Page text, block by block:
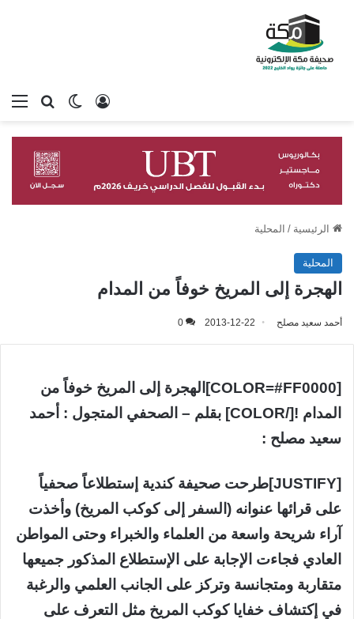
بحثالوضع
تسجيل الدخول
الرئيسية / المحلية
المحلية
الهجرة إلى المريخ خوفاً من المدام
أحمد سعيد مصلح 2013-12-22
0
[COLOR=#FF0000]الهجرة إلى المريخ خوفاً من
المدام ![/COLOR] بقلم – الصحفي المتجول : أحمد
سعيد مصلح :
[JUSTIFY]طرحت صحيفة كندية إستطلاعاً صحفياً
على قرائها عنوانه (السفر إلى كوكب المريخ) وأخذت
آراء شريحة واسعة من العلماء والخبراء وحتى المواطن
العادي فجاءت الإجابة على الإستطلاع المذكور جميعها
متقاربة ومتجانسة وتركز على الجانب العلمي والرغبة
في إكتشاف خفايا كوكب المريخ مثل التعرف على